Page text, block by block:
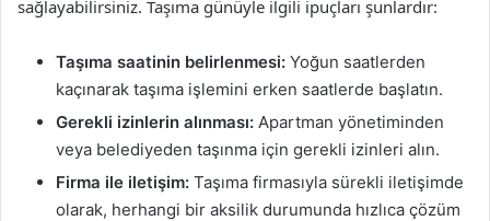
sağlayabilirsiniz. Taşıma günüyle ilgili ipuçları şunlardır:
Taşıma saatinin belirlenmesi: Yoğun saatlerden
kaçınarak taşıma işlemini erken saatlerde başlatın.
Gerekli izinlerin alınması: Apartman yönetiminden
veya belediyeden taşınma için gerekli izinleri alın.
Firma ile iletişim: Taşıma firmasıyla sürekli iletişimde
olarak, herhangi bir aksilik durumunda hızlıca çözüm